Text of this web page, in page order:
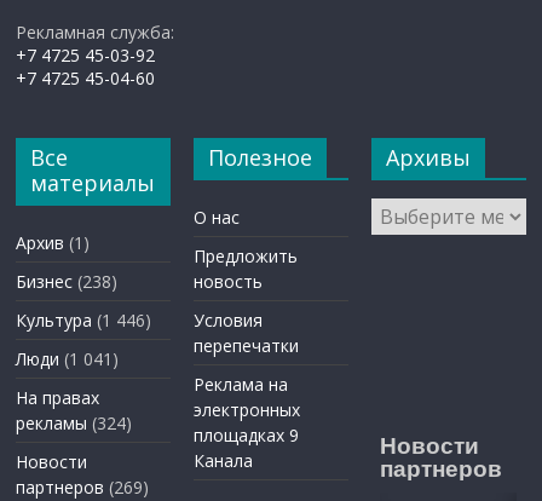
Рекламная служба:
+7 4725 45-03-92
+7 4725 45-04-60
Все
материалы
Архив (1)
Бизнес (238)
Культура (1 446)
Люди (1 041)
На правах
рекламы (324)
Новости
партнеров (269)
Полезное
О нас
Предложить
новость
Условия
перепечатки
Реклама на
электронных
площадках 9
Канала
Архивы
Архивы
Новости
партнеров